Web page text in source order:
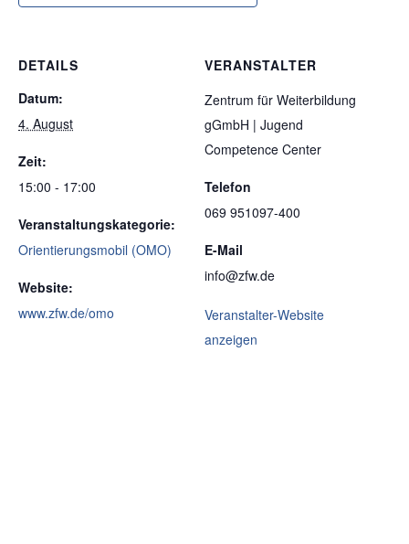
DETAILS
Datum:
4. August
Zeit:
15:00 - 17:00
Veranstaltungskategorie:
Orientierungsmobil (OMO)
Website:
www.zfw.de/omo
VERANSTALTER
Zentrum für Weiterbildung
gGmbH | Jugend
Competence Center
Telefon
069 951097-400
E-Mail
info@zfw.de
Veranstalter-Website
anzeigen